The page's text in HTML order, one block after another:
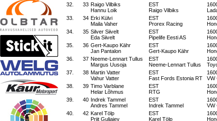
32.
33 Raigo Vilbiks
Hannu Loik
EST
Raigo Vilbiks
33.
34 Erki Külvi
Maila Vaher
EST
Prorex Racing
34.
35 Silver Siivelt
Eda Siivelt
EST
Pipelife Eesti AS
35.
36 Gert-Kaupo Kähr
Jan Pantalon
EST
Gert-Kaupo Kähr
36.
37 Neeme-Lennart Tullus
Margus Uusoja
EST
Neeme-Lennart Tullus
37.
38 Martin Vatter
Vahur Vatter
EST
Fast Fords Estonia RT
VW
38.
39 Timo Varblane
Helar Lõhmus
EST
RTG
39.
40 Indrek Tammel
Andres Tammel
EST
Indrek Tammel
VW
40.
42 Karel Tölp
Priit Guljajev
EST
Karel Tölp